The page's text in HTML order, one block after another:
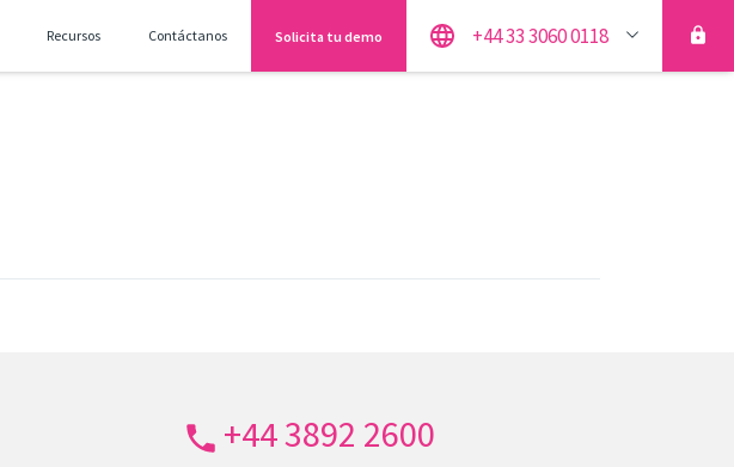
Recursos Contáctanos Solicita tu demo +44 33 3060 0118
+44 3892 2600